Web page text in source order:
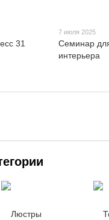
31
7 июля 2025
Семинар
интерьера